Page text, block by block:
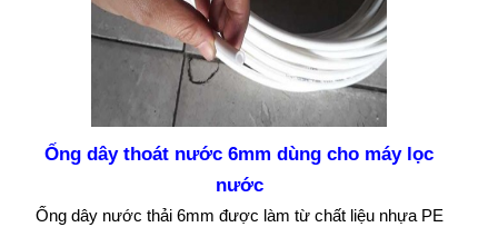
Ống dây thoát nước 6mm dùng cho máy lọc
nước
Ống dây nước thải 6mm được làm từ chất liệu nhựa PE